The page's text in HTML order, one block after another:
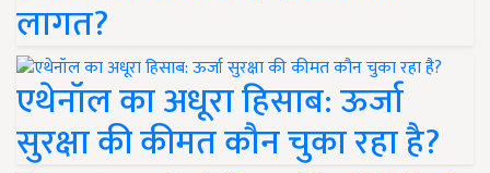
लागत?
एथेनॉल का अधूरा हिसाब: ऊर्जा
सुरक्षा की कीमत कौन चुका रहा है?